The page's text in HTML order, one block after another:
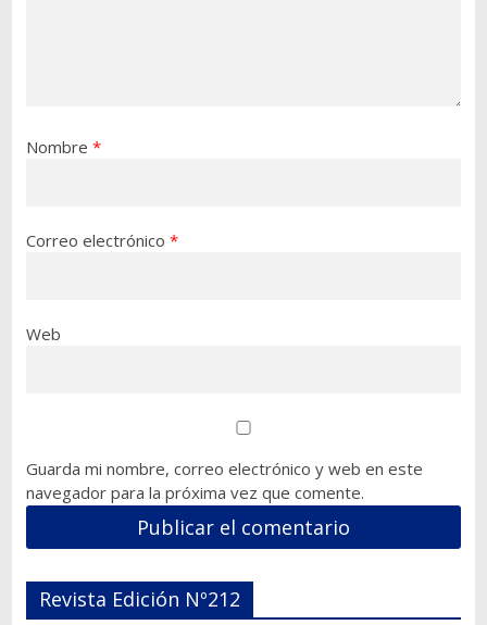
Nombre *
Correo electrónico *
Web
Guarda mi nombre, correo electrónico y web en este
navegador para la próxima vez que comente.
Revista Edición Nº212